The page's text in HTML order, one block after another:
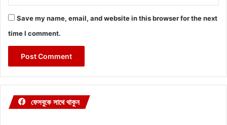
Save my name, email, and website in this browser for the next
time I comment.
ফেসবুকে সাথে থাকুন